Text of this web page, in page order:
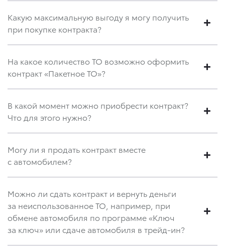
Какую максимальную выгоду я могу получить
при покупке контракта?
На какое количество ТО возможно оформить
контракт «Пакетное ТО»?
В какой момент можно приобрести контракт?
Что для этого нужно?
Могу ли я продать контракт вместе
с автомобилем?
Можно ли сдать контракт и вернуть деньги
за неиспользованное ТО, например, при
обмене автомобиля по программе «Ключ
за ключ» или сдаче автомобиля в трейд-ин?